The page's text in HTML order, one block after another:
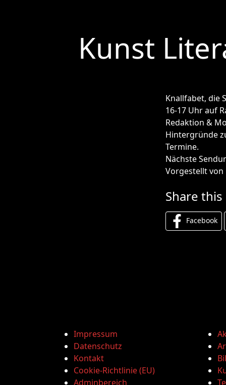
Kunst
Knallfabet, die
16-17 Uhr auf
Redaktion &
Hintergründe
Termine.
Nächste
Vorgestellt
Share
Facebook
Impressum
Datenschutz
Kontakt
Cookie-Richtlinie (EU)
Adminbereich